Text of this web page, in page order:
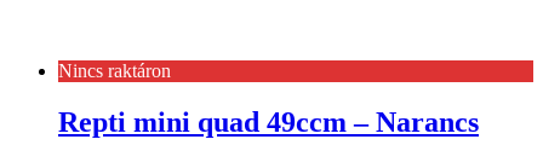
Nincs raktáron
Repti mini quad 49ccm – Narancs